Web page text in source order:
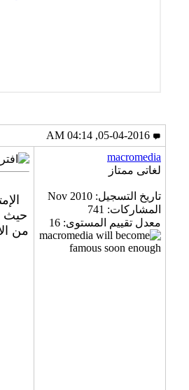
macromedia
لغاتى ممتاز
تاريخ التسجيل: Nov 2010
المشاركات: 741
معدل تقييم المستوى: 16
حيث
من